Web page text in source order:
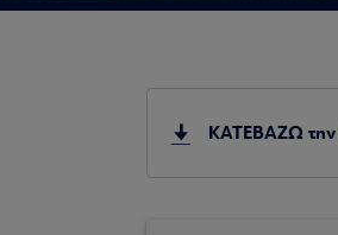
ΚΑΤΕΒΑΖΩ την